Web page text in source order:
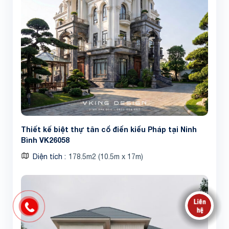
Thiết kế biệt thự tân cổ điển kiểu Pháp tại Ninh
Bình VK26058
Diện tích 178.5m2 (10.5m x 17m)